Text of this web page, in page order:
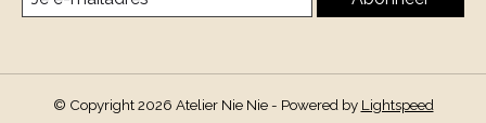
© Copyright 2026 Atelier Nie Nie - Powered by Lightspeed